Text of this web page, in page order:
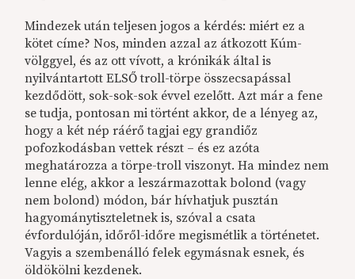
Mindezek után teljesen jogos a kérdés: miért ez a
kötet címe? Nos, minden azzal az átkozott Kúm-
völggyel, és az ott vívott, a krónikák által is
nyilvántartott ELSŐ troll-törpe összecsapással
kezdődött, sok-sok-sok évvel ezelőtt. Azt már a fene
se tudja, pontosan mi történt akkor, de a lényeg az,
hogy a két nép ráérő tagjai egy grandiőz
pofozkodásban vettek részt – és ez azóta
meghatározza a törpe-troll viszonyt. Ha mindez nem
lenne elég, akkor a leszármazottak bolond (vagy
nem bolond) módon, bár hívhatjuk pusztán
hagyománytiszteletnek is, szóval a csata
évfordulóján, időről-időre megismétlik a történetet.
Vagyis a szembenálló felek egymásnak esnek, és
öldökölni kezdenek.